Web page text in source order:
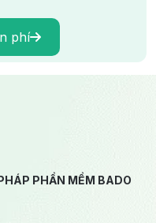
phí
PHẦN MỀM BADO